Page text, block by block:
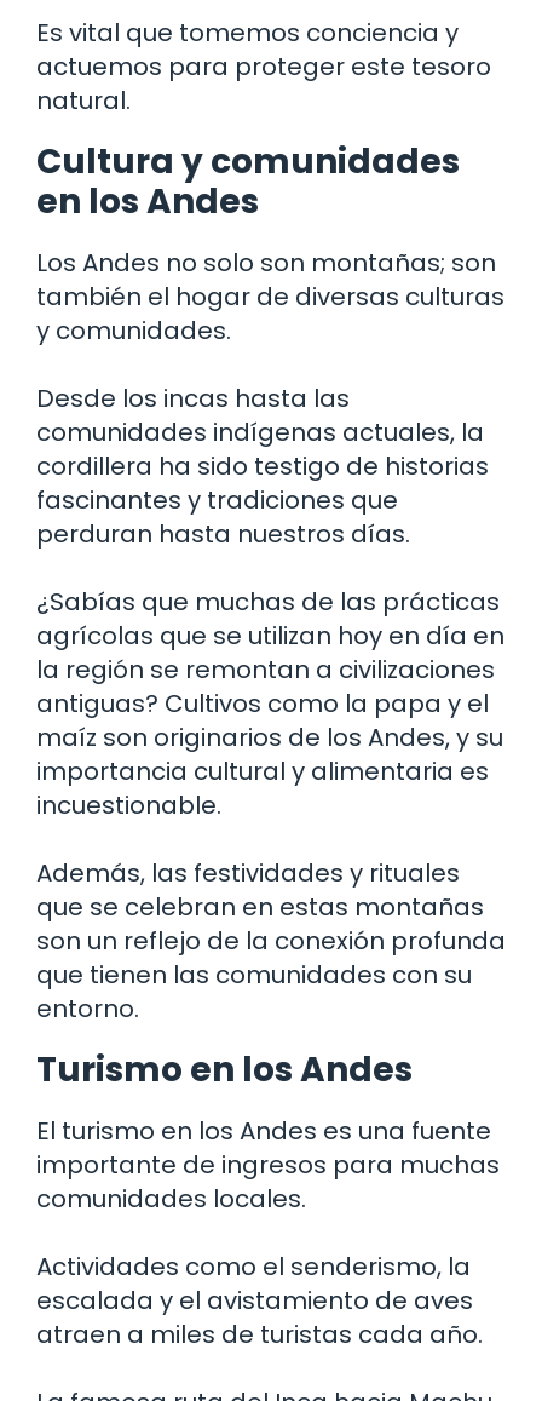
Es vital que tomemos conciencia y
actuemos para proteger este tesoro
natural.
Cultura y comunidades
en los Andes
Los Andes no solo son montañas; son
también el hogar de diversas culturas
y comunidades.
Desde los incas hasta las
comunidades indígenas actuales, la
cordillera ha sido testigo de historias
fascinantes y tradiciones que
perduran hasta nuestros días.
¿Sabías que muchas de las prácticas
agrícolas que se utilizan hoy en día en
la región se remontan a civilizaciones
antiguas? Cultivos como la papa y el
maíz son originarios de los Andes, y su
importancia cultural y alimentaria es
incuestionable.
Además, las festividades y rituales
que se celebran en estas montañas
son un reflejo de la conexión profunda
que tienen las comunidades con su
entorno.
Turismo en los Andes
El turismo en los Andes es una fuente
importante de ingresos para muchas
comunidades locales.
Actividades como el senderismo, la
escalada y el avistamiento de aves
atraen a miles de turistas cada año.